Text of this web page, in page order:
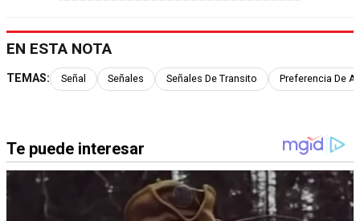
EN ESTA NOTA
TEMAS: Señal Señales Señales De Transito Preferencia De